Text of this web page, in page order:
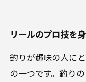
リールのプロ技を
釣りが趣味の人に
の一つです。釣り